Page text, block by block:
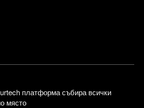
платформа събира всички
място